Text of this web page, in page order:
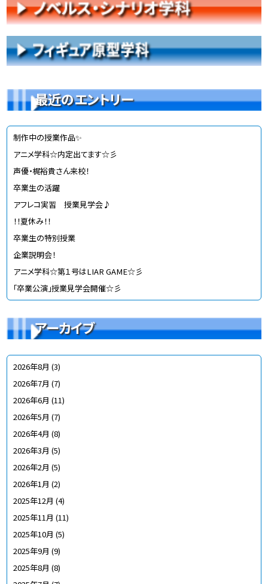
最近のエントリー
制作中の授業作品✨
アニメ学科☆内定出てます☆彡
声優・梶裕貴さん来校！
卒業生の活躍
アフレコ実習 授業見学会♪
！！夏休み！！
卒業生の特別授業
企業説明会！
アニメ学科☆第１号はLIAR GAME☆彡
「卒業公演」授業見学会開催☆彡
アーカイブ
2026年8月 (3)
2026年7月 (7)
2026年6月 (11)
2026年5月 (7)
2026年4月 (8)
2026年3月 (5)
2026年2月 (5)
2026年1月 (2)
2025年12月 (4)
2025年11月 (11)
2025年10月 (5)
2025年9月 (9)
2025年8月 (8)